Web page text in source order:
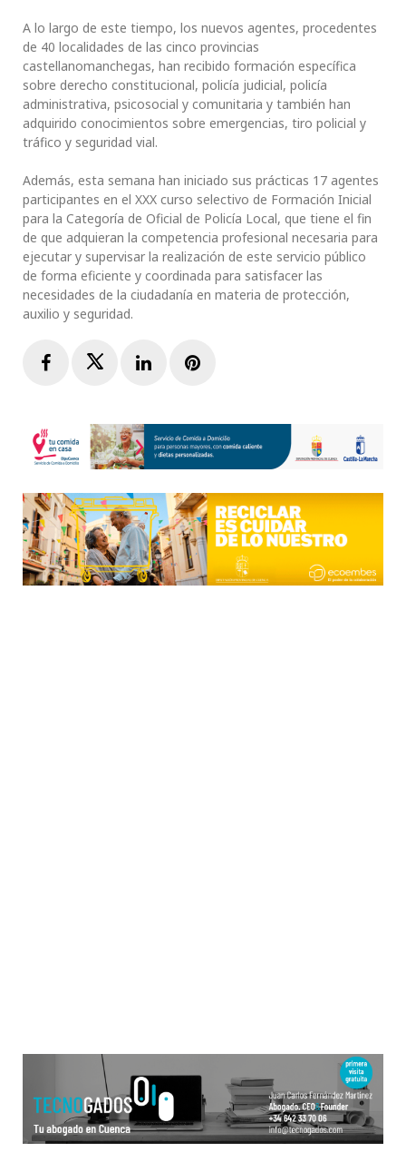
A lo largo de este tiempo, los nuevos agentes, procedentes
de 40 localidades de las cinco provincias
castellanomanchegas, han recibido formación específica
sobre derecho constitucional, policía judicial, policía
administrativa, psicosocial y comunitaria y también han
adquirido conocimientos sobre emergencias, tiro policial y
tráfico y seguridad vial.
Además, esta semana han iniciado sus prácticas 17 agentes
participantes en el XXX curso selectivo de Formación Inicial
para la Categoría de Oficial de Policía Local, que tiene el fin
de que adquieran la competencia profesional necesaria para
ejecutar y supervisar la realización de este servicio público
de forma eficiente y coordinada para satisfacer las
necesidades de la ciudadanía en materia de protección,
auxilio y seguridad.
FacebookTwitterLinkedInPinterest